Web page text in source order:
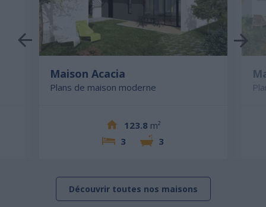
Maison Acacia
Plans de maison moderne
123.8 m²
3
3
Découvrir toutes nos maisons